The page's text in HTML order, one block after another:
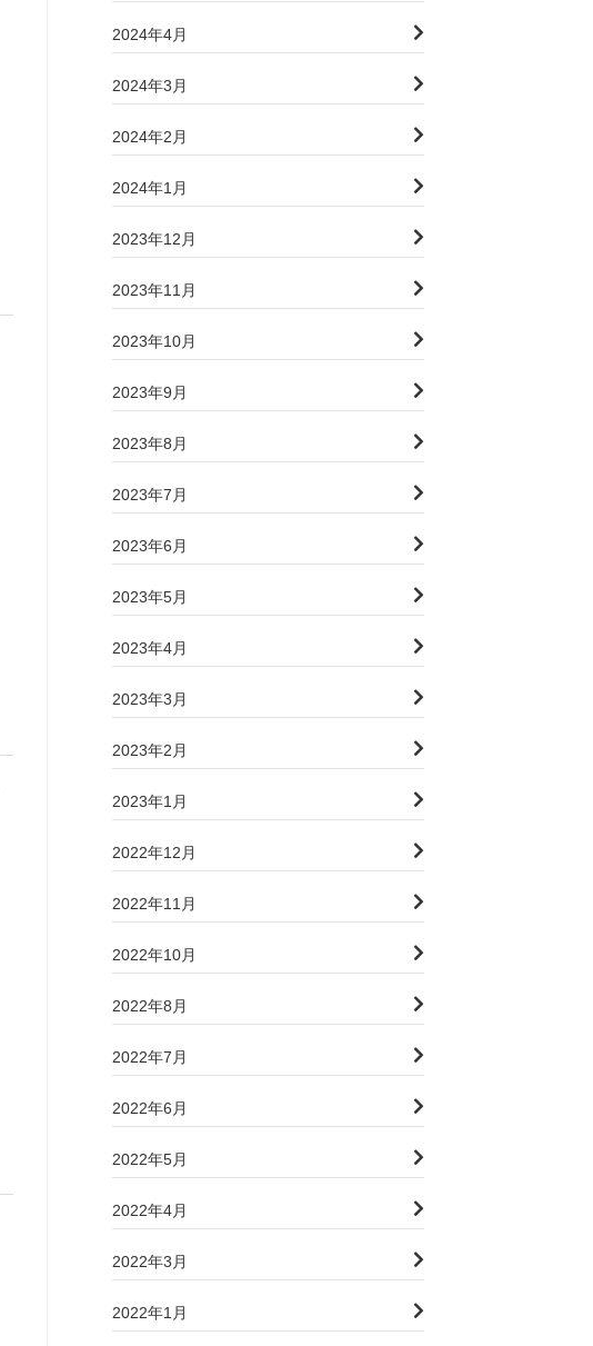
2024年4月
2024年3月
2024年2月
2024年1月
2023年12月
2023年11月
2023年10月
2023年9月
2023年8月
2023年7月
2023年6月
2023年5月
2023年4月
2023年3月
2023年2月
2023年1月
2022年12月
2022年11月
2022年10月
2022年8月
2022年7月
2022年6月
2022年5月
2022年4月
2022年3月
2022年1月